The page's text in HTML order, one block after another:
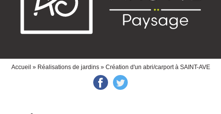
Accueil » Réalisations de jardins» Création d'un abri/carport à SAINT-AVE